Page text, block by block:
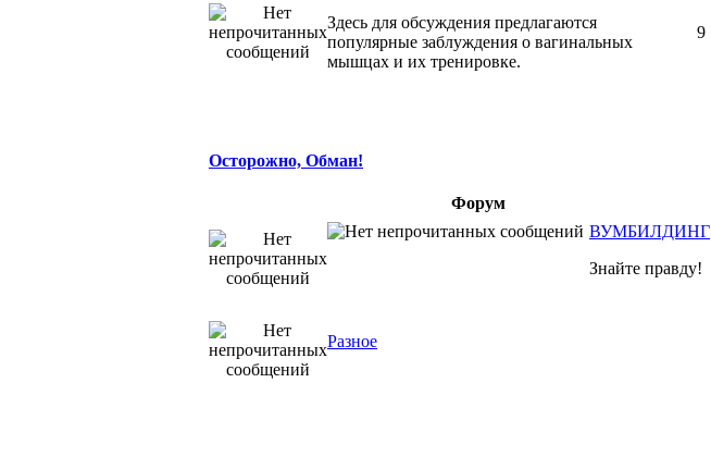
Здесь для обсуждения предлагаются
популярные заблуждения о вагинальных
мышцах и их тренировке.
9
Осторожно, Обман!
Форум
ВУМБИЛДИНГ
Знайте правду!
Разное